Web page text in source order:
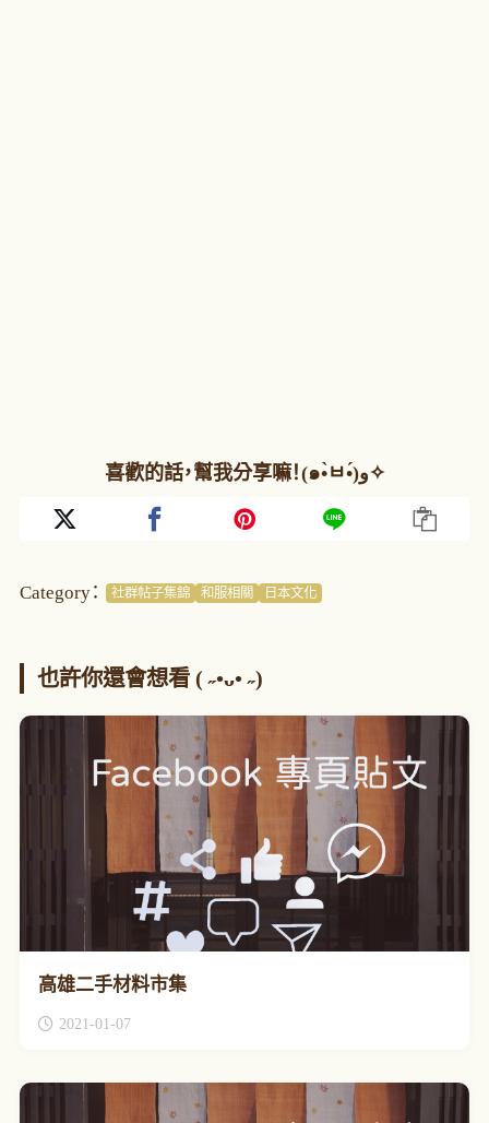
喜歡的話，幫我分享嘛！(๑•̀ㅂ•́)و✧
Category： 社群帖子集錦 和服相關 日本文化
也許你還會想看 ( ˶•ᴗ• ˶)
高雄二手材料市集
2021-01-07